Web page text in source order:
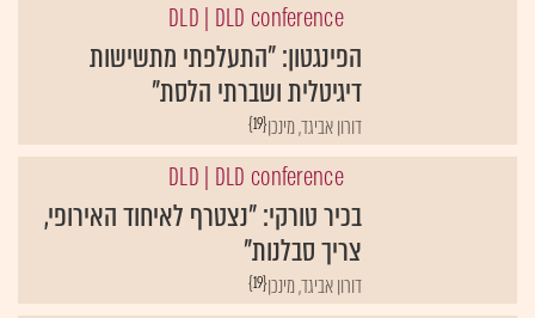
DLD | DLD conference
הפינגטון: "התעלפתי מתשישות
דיגיטלית ושברתי הלסת"
{19}דורון אביגד, מינכן
DLD | DLD conference
בכיר טורקי: "נצטרף לאיחוד האירופי,
צריך סבלנות"
{19}דורון אביגד, מינכן